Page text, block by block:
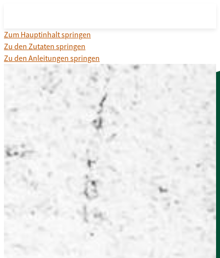
Zum Hauptinhalt springen
Zu den Zutaten springen
Zu den Anleitungen springen